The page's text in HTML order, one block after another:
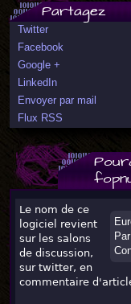
Partagez
Twitter
Facebook
Google +
LinkedIn
Envoyer par mail
Flux RSS
Par
Le nom de ce
logiciel revient
sur les salons
de discussion,
sur twitter, en
commentaire